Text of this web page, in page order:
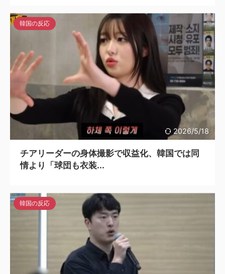
2026/5/18
韓国の反応
チアリーダーの身体撮影で収益化、韓国では同
情より「球団も衣装...
韓国の反応